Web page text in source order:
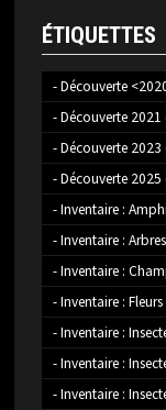
ÉTIQUETTES
- Découverte
- Découverte 2021
- Découverte 2023
- Découverte 2025
- Inventaire :
- Inventaire :
- Inventaire :
- Inventaire : Fleurs
- Inventaire :
- Inventaire :
- Inventaire :